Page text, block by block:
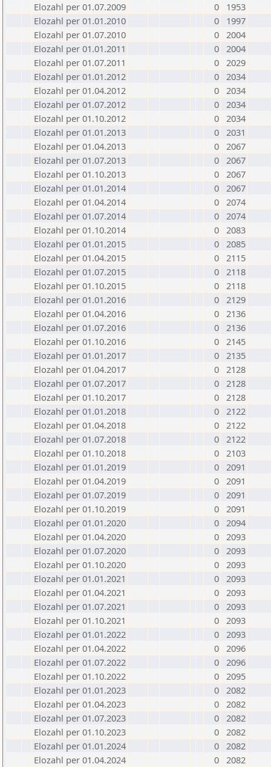
Elozahl per 01.07.2009
0
1953
Elozahl per 01.01.2010
0
1997
Elozahl per 01.07.2010
0 2004
Elozahl per 01.01.2011
0 2004
Elozahl per 01.07.2011
0 2029
Elozahl per 01.01.2012
0 2034
Elozahl per 01.04.2012
0 2034
Elozahl per 01.07.2012
0 2034
Elozahl per 01.10.2012
0 2034
Elozahl per 01.01.2013
0 2031
Elozahl per 01.04.2013
0 2067
Elozahl per 01.07.2013
0 2067
Elozahl per 01.10.2013
0 2067
Elozahl per 01.01.2014
0 2067
Elozahl per 01.04.2014
0 2074
Elozahl per 01.07.2014
0 2074
Elozahl per 01.10.2014
0 2083
Elozahl per 01.01.2015
0 2085
Elozahl per 01.04.2015
0 2115
Elozahl per 01.07.2015
0 2118
Elozahl per 01.10.2015
0 2118
Elozahl per 01.01.2016
0 2129
Elozahl per 01.04.2016
0 2136
Elozahl per 01.07.2016
0 2136
Elozahl per 01.10.2016
0 2145
Elozahl per 01.01.2017
0 2135
Elozahl per 01.04.2017
0 2128
Elozahl per 01.07.2017
0 2128
Elozahl per 01.10.2017
0 2128
Elozahl per 01.01.2018
0 2122
Elozahl per 01.04.2018
0 2122
Elozahl per 01.07.2018
0 2122
Elozahl per 01.10.2018
0 2103
Elozahl per 01.01.2019
0 2091
Elozahl per 01.04.2019
0 2091
Elozahl per 01.07.2019
0 2091
Elozahl per 01.10.2019
0 2091
Elozahl per 01.01.2020
0 2094
Elozahl per 01.04.2020
0 2093
Elozahl per 01.07.2020
0 2093
Elozahl per 01.10.2020
0 2093
Elozahl per 01.01.2021
0 2093
Elozahl per 01.04.2021
0 2093
Elozahl per 01.07.2021
0 2093
Elozahl per 01.10.2021
0 2093
Elozahl per 01.01.2022
0 2093
Elozahl per 01.04.2022
0 2096
Elozahl per 01.07.2022
0 2096
Elozahl per 01.10.2022
0 2095
Elozahl per 01.01.2023
0 2082
Elozahl per 01.04.2023
0 2082
Elozahl per 01.07.2023
0 2082
Elozahl per 01.10.2023
0 2082
Elozahl per 01.01.2024
0 2082
Elozahl per 01.04.2024
0 2082